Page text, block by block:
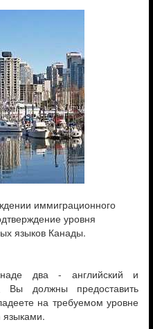
иммиграционного
уровня
языков Канады.
два - английский и
Вы должны предоставить
на требуемом уровне